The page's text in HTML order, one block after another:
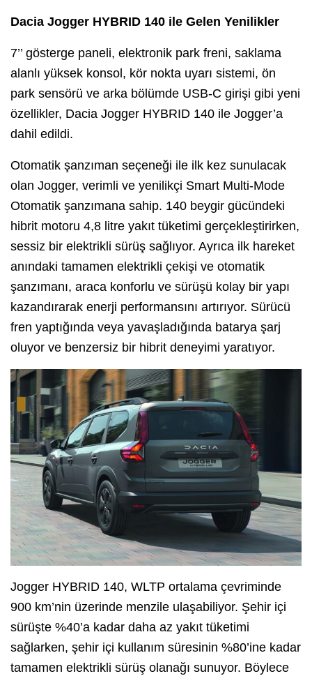
Dacia Jogger HYBRID 140 ile Gelen Yenilikler
7’’ gösterge paneli, elektronik park freni, saklama
alanlı yüksek konsol, kör nokta uyarı sistemi, ön
park sensörü ve arka bölümde USB-C girişi gibi yeni
özellikler, Dacia Jogger HYBRID 140 ile Jogger’a
dahil edildi.
Otomatik şanzıman seçeneği ile ilk kez sunulacak
olan Jogger, verimli ve yenilikçi Smart Multi-Mode
Otomatik şanzımana sahip. 140 beygir gücündeki
hibrit motoru 4,8 litre yakıt tüketimi gerçekleştirirken,
sessiz bir elektrikli sürüş sağlıyor. Ayrıca ilk hareket
anındaki tamamen elektrikli çekişi ve otomatik
şanzımanı, araca konforlu ve sürüşü kolay bir yapı
kazandırarak enerji performansını artırıyor. Sürücü
fren yaptığında veya yavaşladığında batarya şarj
oluyor ve benzersiz bir hibrit deneyimi yaratıyor.
Jogger HYBRID 140, WLTP ortalama çevriminde
900 km’nin üzerinde menzile ulaşabiliyor. Şehir içi
sürüşte %40’a kadar daha az yakıt tüketimi
sağlarken, şehir içi kullanım süresinin %80’ine kadar
tamamen elektrikli sürüş olanağı sunuyor. Böylece